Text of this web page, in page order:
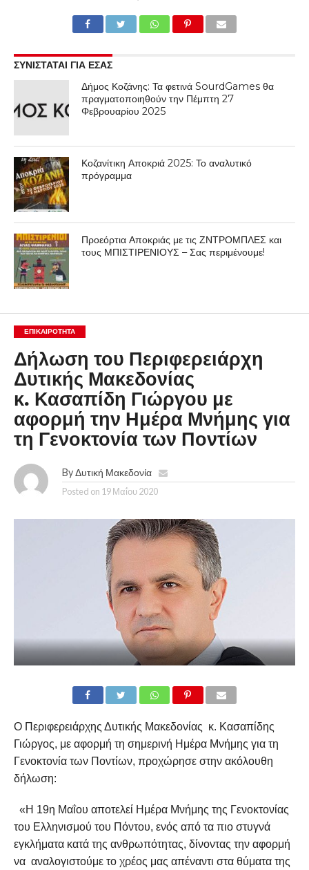
ΣΥΝΙΣΤΑΤΑΙ ΓΙΑ ΕΣΑΣ
Δήμος Κοζάνης: Τα φετινά SourdGames θα
πραγματοποιηθούν την Πέμπτη 27
Φεβρουαρίου 2025
Κοζανίτικη Αποκριά 2025: Το αναλυτικό
πρόγραμμα
Προεόρτια Αποκριάς με τις ΖΝΤΡΟΜΠΛΕΣ και
τους ΜΠΙΣΤΙΡΕΝΙΟΥΣ – Σας περιμένουμε!
ΕΠΙΚΑΙΡΟΤΗΤΑ
Δήλωση του Περιφερειάρχη
Δυτικής Μακεδονίας
κ. Κασαπίδη Γιώργου με
αφορμή την Ημέρα Μνήμης για
τη Γενοκτονία των Ποντίων
By Δυτική Μακεδονία
Posted on 19 Μαΐου 2020
Ο Περιφερειάρχης Δυτικής Μακεδονίας κ. Κασαπίδης
Γιώργος, με αφορμή τη σημερινή Ημέρα Μνήμης για τη
Γενοκτονία των Ποντίων, προχώρησε στην ακόλουθη
δήλωση:
«Η 19η Μαΐου αποτελεί Ημέρα Μνήμης της Γενοκτονίας
του Ελληνισμού του Πόντου, ενός από τα πιο στυγνά
εγκλήματα κατά της ανθρωπότητας, δίνοντας την αφορμή
να αναλογιστούμε το χρέος μας απέναντι στα θύματα της